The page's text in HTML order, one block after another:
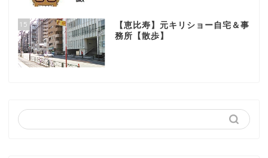
15
【恵比寿】元キリショー自宅＆事
務所【散歩】